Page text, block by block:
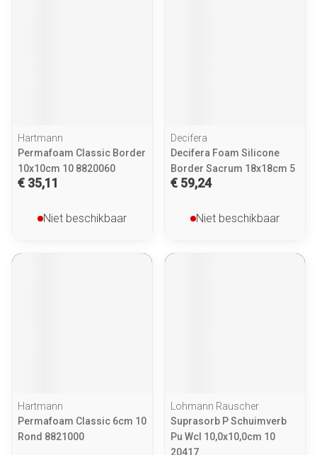
Hartmann
Permafoam Classic Border
10x10cm 10 8820060
€ 35,11
Niet beschikbaar
Decifera
Decifera Foam Silicone
Border Sacrum 18x18cm 5
€ 59,24
Niet beschikbaar
Hartmann
Permafoam Classic 6cm 10
Rond 8821000
Lohmann Rauscher
Suprasorb P Schuimverb
Pu Wcl 10,0x10,0cm 10
20417